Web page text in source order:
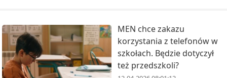
MEN chce zakazu
korzystania z telefonów w
szkołach. Będzie dotyczył
też przedszkoli?